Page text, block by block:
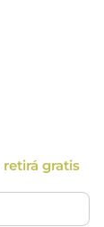
retirá gratis